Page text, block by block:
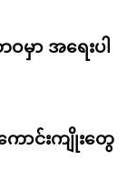
မှာ အရေးပါ
ကောင်းကျိုးတွေ